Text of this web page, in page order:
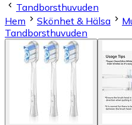
Tandborsthuvuden
Hem
Skönhet & Hälsa
Tandborsthuvuden